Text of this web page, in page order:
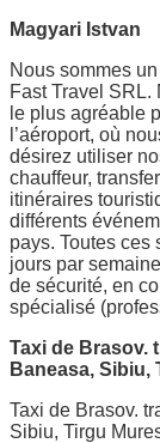
Magyari Istvan
Nous sommes
Fast Travel SRL.
le plus agréable
l’aéroport, où
désirez utiliser
chauffeur,
itinéraires
différents
pays. Toutes ces
jours par
de sécurité, en
spécialisé
Taxi de Brasov.
Baneasa, Sibiu,
Taxi de Brasov.
Sibiu, Tirgu